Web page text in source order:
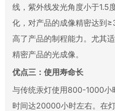
线，紫外线发光角度小于1.5
化，对产品的成像精密达到
高了产品的制程能力。尤其
精密产品的光成像。
优点三：使用寿命长
与传统汞灯使用800-1000小
时间达20000小时左右。在